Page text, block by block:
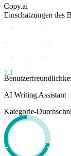
Copy.ai
Einschätzungen des
7.1
AI Writing Assistant
Kategorie-